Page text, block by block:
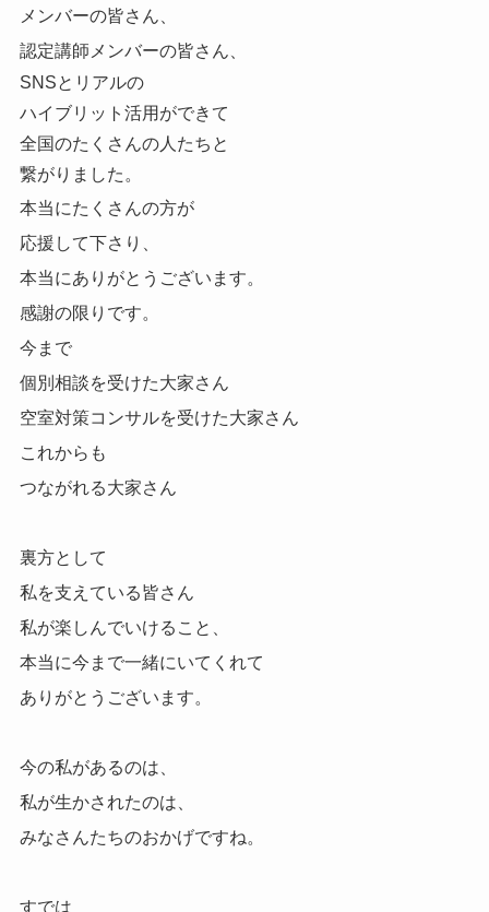
メンバーの皆さん、
認定講師メンバーの皆さん、
SNSとリアルの
ハイブリット活用ができて
全国のたくさんの人たちと
繋がりました。
本当にたくさんの方が
応援して下さり、
本当にありがとうございます。
感謝の限りです。
今まで
個別相談を受けた大家さん
空室対策コンサルを受けた大家さん
これからも
つながれる大家さん
裏方として
私を支えている皆さん
私が楽しんでいけること、
本当に今まで一緒にいてくれて
ありがとうございます。
今の私があるのは、
私が生かされたのは、
みなさんたちのおかげですね。
すでは